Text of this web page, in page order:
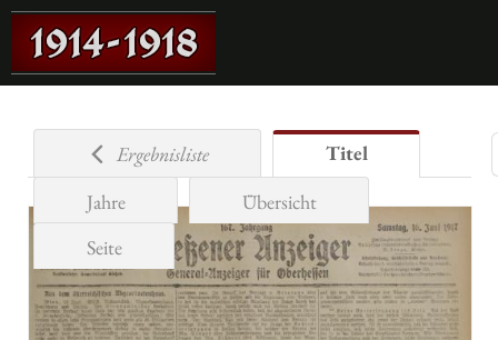
Ergebnisliste
Titel
Jahre
Übersicht
Seite